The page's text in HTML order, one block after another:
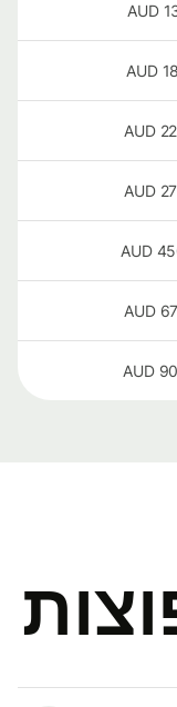
AUD
AUD
AUD
AUD
AUD
AUD
AUD